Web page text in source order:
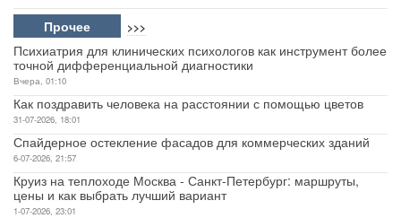
Прочее >>>
Психиатрия для клинических психологов как инструмент более
точной дифференциальной диагностики
Вчера, 01:10
Как поздравить человека на расстоянии с помощью цветов
31-07-2026, 18:01
Спайдерное остекление фасадов для коммерческих зданий
6-07-2026, 21:57
Круиз на теплоходе Москва - Санкт-Петербург: маршруты,
цены и как выбрать лучший вариант
1-07-2026, 23:01